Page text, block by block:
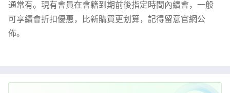
通常有。現有會員在會籍到期前後指定時間內續會，一般
可享續會折扣優惠，比新購買更划算，記得留意官網公
佈。